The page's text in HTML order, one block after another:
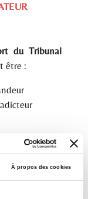
À propos des cookies
du Tribunal
être :